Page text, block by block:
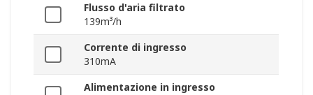
Flusso d'aria filtrato
139m³/h
Corrente di ingresso
310mA
Alimentazione in ingresso